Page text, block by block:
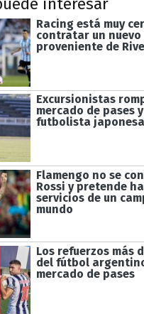
interesar
Racing está muy
contratar un nuevo
proveniente de
Excursionistas
mercado de pases
futbolista japonesa
Flamengo no se
Rossi y pretende
servicios de un
mundo
Los refuerzos más
del fútbol
mercado de pases